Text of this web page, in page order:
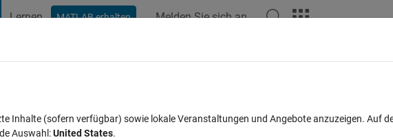
Lernen MATLAB erhalten Melden Sie sich an
fitting
Inhalte (sofern verfügbar) sowie lokale Veranstaltungen und Angebote anzuzeigen. Auf
Auswahl:United States.